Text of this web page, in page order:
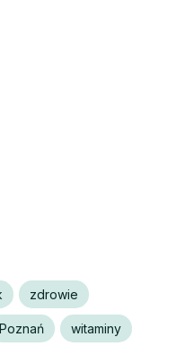
zdrowie
Poznań witaminy